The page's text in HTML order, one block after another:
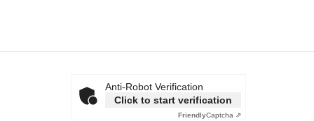
Anti-Robot Verification
Click to start verification
FriendlyCaptcha ⇗